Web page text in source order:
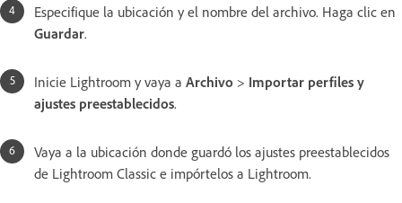
Especifique la ubicación y el nombre del archivo. Haga clic en
Guardar.
Inicie Lightroom y vaya a Archivo > Importar perfiles y
ajustes preestablecidos.
Vaya a la ubicación donde guardó los ajustes preestablecidos
de Lightroom Classic e impórtelos a Lightroom.